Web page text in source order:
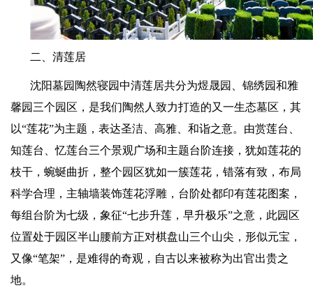
二、清莲居
沈阳墓园陶然寝园中清莲居共分为煜晟园、锦绣园和雅
馨园三个园区，是我们陶然人致力打造的又一生态墓区，其
以“莲花”为主题，表达圣洁、高雅、和诣之意。由赏莲台、
知莲台、忆莲台三个景观广场和主题台阶连接，犹如莲花的
枝干，蜿蜒曲折，整个园区犹如一簇莲花，错落有致，布局
科学合理，主轴墙装饰莲花浮雕，台阶处都印有莲花图案，
每组台阶为七级，象征“七步升莲，早升极乐”之意，此园区
位置处于园区半山腰前方正对棋盘山三个山尖，形似元宝，
又像“笔架”，是难得的奇观，自古以来被称为出官出贵之
地。